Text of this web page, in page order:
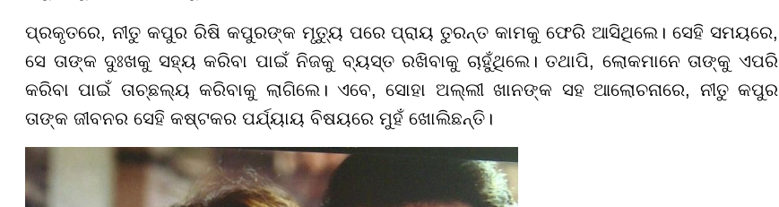
ପ୍ରକୃତରେ, ନୀତୁ କପୁର ରିଷି କପୁରଙ୍କ ମୃତ୍ୟୁ ପରେ ପ୍ରାୟ ତୁରନ୍ତ କାମକୁ ଫେରି ଆସିଥିଲେ। ସେହି ସମୟରେ,
ସେ ତାଙ୍କ ଦୁଃଖକୁ ସହ୍ୟ କରିବା ପାଇଁ ନିଜକୁ ବ୍ୟସ୍ତ ରଖିବାକୁ ଚାହୁଁଥିଲେ। ତଥାପି, ଲୋକମାନେ ତାଙ୍କୁ ଏପରି
କରିବା ପାଇଁ ତାଚ୍ଛଲ୍ୟ କରିବାକୁ ଲାଗିଲେ। ଏବେ, ସୋହା ଅଲ୍ଲୀ ଖାନଙ୍କ ସହ ଆଲୋଚନାରେ, ନୀତୁ କପୁର
ତାଙ୍କ ଜୀବନର ସେହି କଷ୍ଟକର ପର୍ଯ୍ୟାୟ ବିଷୟରେ ମୁହଁ ଖୋଲିଛନ୍ତି।